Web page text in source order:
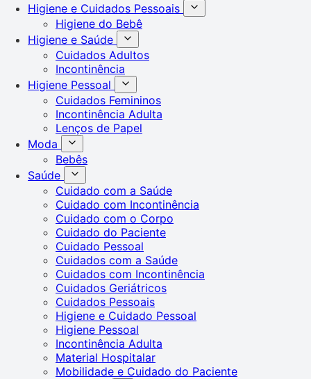
Higiene e Cuidados Pessoais
Higiene do Bebê
Higiene e Saúde
Cuidados Adultos
Incontinência
Higiene Pessoal
Cuidados Femininos
Incontinência Adulta
Lenços de Papel
Moda
Bebês
Saúde
Cuidado com a Saúde
Cuidado com Incontinência
Cuidado com o Corpo
Cuidado do Paciente
Cuidado Pessoal
Cuidados com a Saúde
Cuidados com Incontinência
Cuidados Geriátricos
Cuidados Pessoais
Higiene e Cuidado Pessoal
Higiene Pessoal
Incontinência Adulta
Material Hospitalar
Mobilidade e Cuidado do Paciente